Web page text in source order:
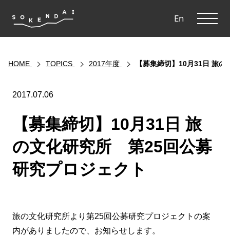
En
HOME TOPICS 2017年度 【募集締切】10月31日 旅
2017.07.06
【募集締切】10月31日 旅
の文化研究所 第25回公募
研究プロジェクト
旅の文化研究所より第25回公募研究プロジェクトの案
内がありましたので、お知らせします。